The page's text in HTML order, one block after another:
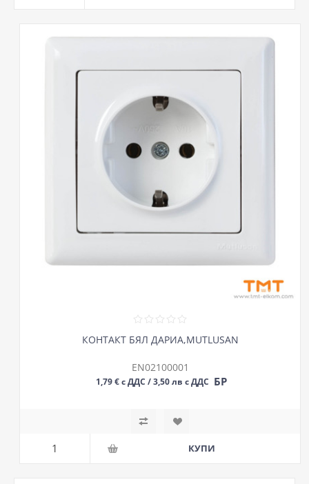
КОНТАКТ БЯЛ ДАРИА,MUTLUSAN
EN02100001
1,79 € с ДДС / 3,50 лв с ДДС БР